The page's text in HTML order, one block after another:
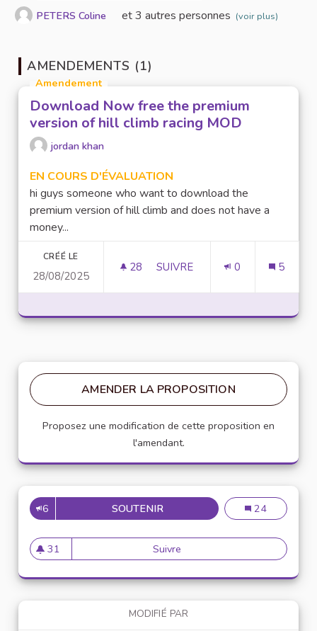
PETERS Coline et 3 autres personnes (voir plus)
AMENDEMENTS (1)
Amendement
Download Now free the premium
version of hill climb racing MOD
jordan khan
EN COURS D'ÉVALUATION
hi guys someone who want to download the
premium version of hill climb and does not have a
money...
CRÉÉ LE
28/08/2025
28 28 ABONNÉS
SUIVRE 0 5
AMENDER LA PROPOSITION
Proposez une modification de cette proposition en
l'amendant.
6 SOUTENIRMISE EN PLACE D'UNEMise en place
24
31
31 abonnés
Suivre Mise en place d'une charte
MODIFIÉ PAR